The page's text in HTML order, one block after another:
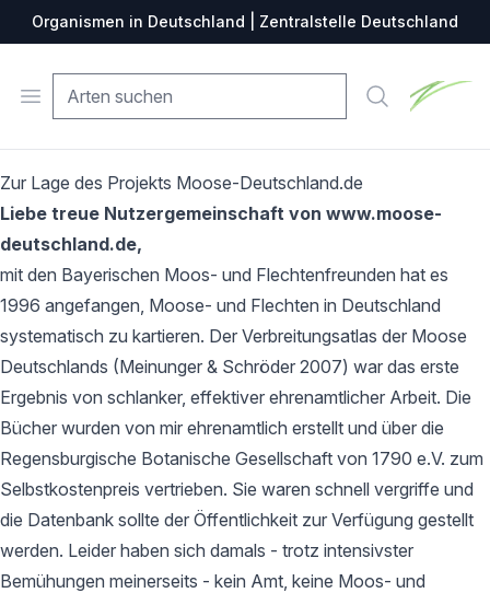
Organismen in Deutschland | Zentralstelle Deutschland
Open menu Suche
Zur Lage des Projekts Moose-Deutschland.de
Liebe treue Nutzergemeinschaft von www.moose-
deutschland.de,
mit den Bayerischen Moos- und Flechtenfreunden hat es
1996 angefangen, Moose- und Flechten in Deutschland
systematisch zu kartieren. Der Verbreitungsatlas der Moose
Deutschlands (Meinunger & Schröder 2007) war das erste
Ergebnis von schlanker, effektiver ehrenamtlicher Arbeit. Die
Bücher wurden von mir ehrenamtlich erstellt und über die
Regensburgische Botanische Gesellschaft von 1790 e.V. zum
Selbstkostenpreis vertrieben. Sie waren schnell vergriffe und
die Datenbank sollte der Öffentlichkeit zur Verfügung gestellt
werden. Leider haben sich damals - trotz intensivster
Bemühungen meinerseits - kein Amt, keine Moos- und